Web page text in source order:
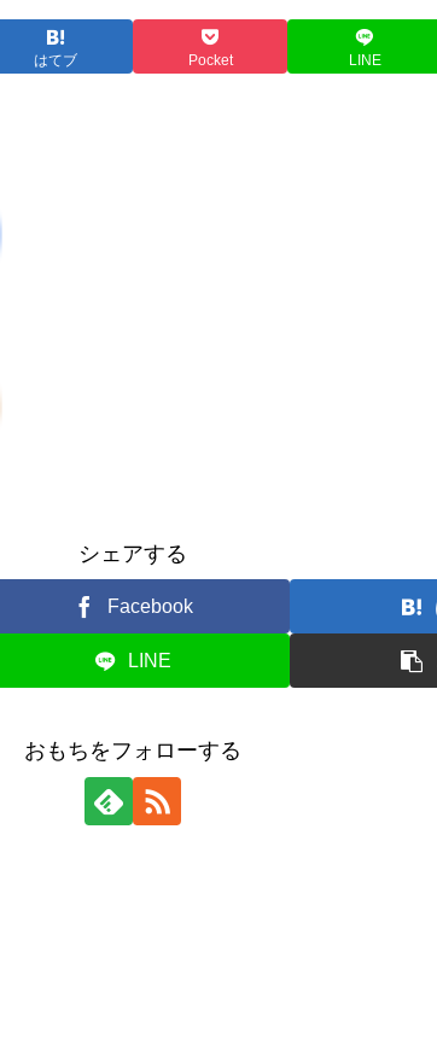
はてブ Pocket LINE
シェアする
Facebook
LINE
おもちをフォローする